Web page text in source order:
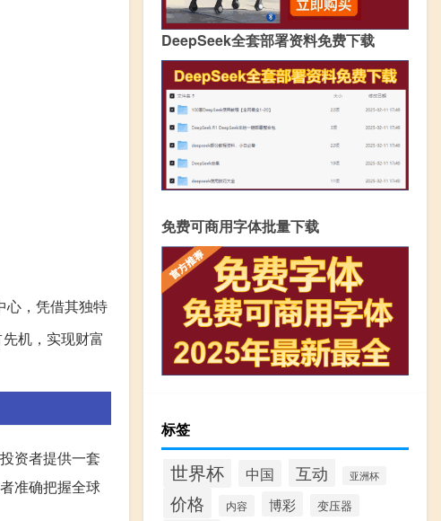
心，凭借其独特
机，实现财富
资者提供一套
准确把握全球
DeepSeek全套部署资料免费下载
免费可商用字体批量下载
标签
世界杯 中国 互动 亚洲杯
价格 内容 博彩 变压器